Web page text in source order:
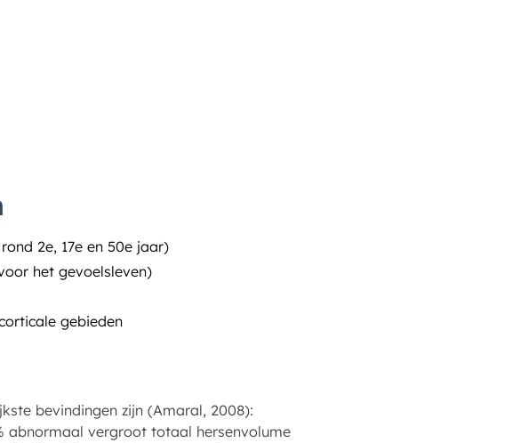
2e, 17e en 50e jaar)
het gevoelsleven)
gebieden
bevindingen zijn (Amaral, 2008):
abnormaal vergroot totaal hersenvolume